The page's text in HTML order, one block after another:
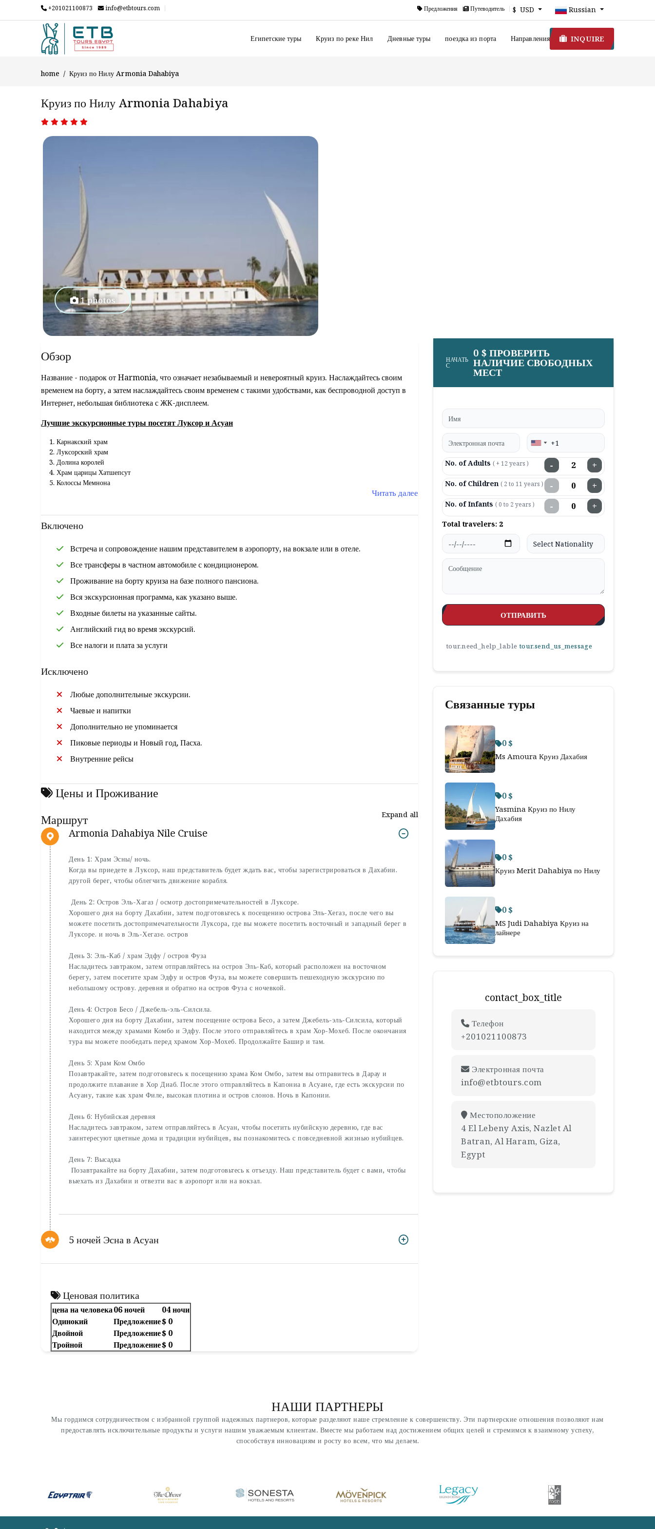
+201021100873 info@etbtours.com Предложения Путеводитель $ USD Russian
Египетские туры Круиз по реке Нил Дневные туры поездка из порта Направления INQUIRE
home Круиз по Нилу Armonia Dahabiya
Круиз по Нилу Armonia Dahabiya
1 photos
Обзор
Название - подарок от Harmonia, что означает незабываемый и невероятный круиз. Наслаждайтесь своим
временем на борту, а затем наслаждайтесь своим временем с такими удобствами, как беспроводной доступ в
Интернет, небольшая библиотека с ЖК-дисплеем.
Лучшие экскурсионные туры посетят Луксор и Асуан
Карнакский храм
Луксорский храм
Долина королей
Храм царицы Хатшепсут
Колоссы Мемнона
посетить Высокую плотину
Храм Филе
Читать далее
Включено
Встреча и сопровождение нашим представителем в аэропорту, на вокзале или в отеле.
Все трансферы в частном автомобиле с кондиционером.
Проживание на борту круиза на базе полного пансиона.
Вся экскурсионная программа, как указано выше.
Входные билеты на указанные сайты.
Английский гид во время экскурсий.
Все налоги и плата за услуги
Исключено
Любые дополнительные экскурсии.
Чаевые и напитки
Дополнительно не упоминается
Пиковые периоды и Новый год, Пасха.
Внутренние рейсы
Цены и Проживание
Маршрут
Expand all
Armonia Dahabiya Nile Cruise
День 1: Храм Эсны/ ночь.
Когда вы приедете в Луксор, наш представитель будет ждать вас, чтобы зарегистрироваться в Дахабии.
другой берег, чтобы облегчить движение корабля.
День 2: Остров Эль-Хагаз / осмотр достопримечательностей в Луксоре.
Хорошего дня на борту Дахабии, затем подготовьтесь к посещению острова Эль-Хегаз, после чего вы
можете посетить достопримечательности Луксора, где вы можете посетить восточный и западный берег в
Луксоре. и ночь в Эль-Хегазе. остров
День 3: Эль-Каб / храм Эдфу / остров Фуза
Насладитесь завтраком, затем отправляйтесь на остров Эль-Каб, который расположен на восточном
берегу, затем посетите храм Эдфу и остров Фуза, вы можете совершить пешеходную экскурсию по
небольшому острову. деревня и обратно на остров Фуза с ночевкой.
День 4: Остров Бесо / Джебель-эль-Силсила.
Хорошего дня на борту Дахабии, затем посещение острова Бесо, а затем Джебель-эль-Силсила, который
находится между храмами Комбо и Эдфу. После этого отправляйтесь в храм Хор-Мохеб. После окончания
тура вы можете пообедать перед храмом Хор-Мохеб. Продолжайте Башир и там.
День 5: Храм Ком Омбо
Позавтракайте, затем подготовьтесь к посещению храма Ком Омбо, затем вы отправитесь в Дарау и
продолжите плавание в Хор Диаб. После этого отправляйтесь в Капониа в Асуане, где есть экскурсии по
Асуану, такие как храм Филе, высокая плотина и остров слонов. Ночь в Капонии.
День 6: Нубийская деревня
Насладитесь завтраком, затем отправляйтесь в Асуан, чтобы посетить нубийскую деревню, где вас
заинтересуют цветные дома и традиции нубийцев, вы познакомитесь с повседневной жизнью нубийцев.
День 7: Высадка
Позавтракайте на борту Дахабии, затем подготовьтесь к отъезду. Наш представитель будет с вами, чтобы
выехать из Дахабии и отвезти вас в аэропорт или на вокзал.
5 ночей Эсна в Асуан
Ценовая политика
цена на человека06 ночей
04 ночи
Одинокий
Предложение$ 0
Двойной
Предложение$ 0
Тройной
Предложение$ 0
НАЧАТЬ
С
0 $ ПРОВЕРИТЬ
НАЛИЧИЕ СВОБОДНЫХ
МЕСТ
No. of Adults ( + 12 years ) − +
No. of Children ( 2 to 11 years ) − +
No. of Infants ( 0 to 2 years ) − +
Total travelers: 2
ОТПРАВИТЬ
tour.need_help_lable tour.send_us_message
Связанные туры
0 $
Ms Amoura Круиз Дахабия
0 $
Yasmina Круиз по Нилу
Дахабия
0 $
Круиз Merit Dahabiya по Нилу
0 $
MS Judi Dahabiya Круиз на
лайнере
contact_box_title
Телефон
+201021100873
Электронная почта
info@etbtours.com
Местоположение
4 El Lebeny Axis, Nazlet Al
Batran, Al Haram, Giza,
Egypt
НАШИ ПАРТНЕРЫ
Мы гордимся сотрудничеством с избранной группой надежных партнеров, которые разделяют наше стремление к совершенству. Эти партнерские отношения позволяют нам
предоставлять исключительные продукты и услуги нашим уважаемым клиентам. Вместе мы работаем над достижением общих целей и стремимся к взаимному успеху,
способствуя инновациям и росту во всем, что мы делаем.